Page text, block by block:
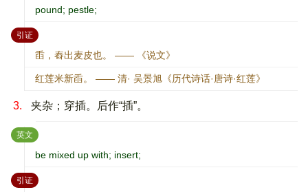
pound; pestle;
引证：
臿，舂出麦皮也。 —— 《说文》
红莲米新臿。 —— 清· 吴景旭《历代诗话·唐诗·红莲》
3. 夹杂；穿插。后作“插”。
英文 ：
be mixed up with; insert;
引证：